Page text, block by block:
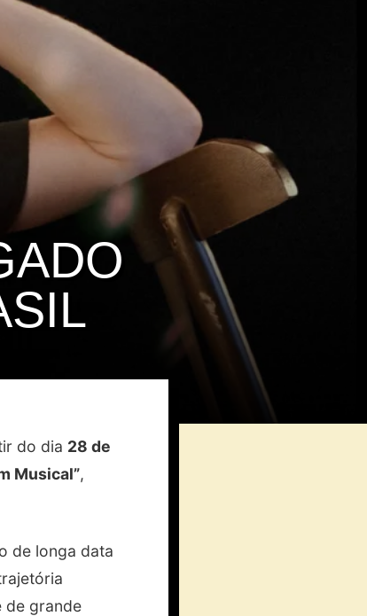
do dia 28 de
Musical”,
de longa data
de grande